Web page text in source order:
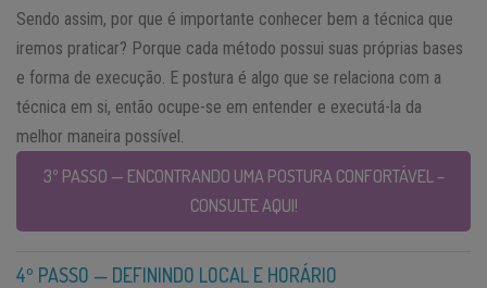
Sendo assim, por que é importante conhecer bem a técnica que
iremos praticar? Porque cada método possui suas próprias bases
e forma de execução. E postura é algo que se relaciona com a
técnica em si, então ocupe-se em entender e executá-la da
melhor maneira possível.
3º PASSO — ENCONTRANDO UMA POSTURA CONFORTÁVEL –
CONSULTE AQUI!
4º PASSO — DEFININDO LOCAL E HORÁRIO